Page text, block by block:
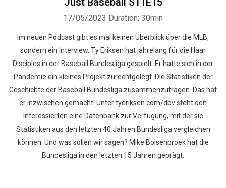
17/05/2023 Duration: 30min
Im neuen Podcast gibt es mal keinen Überblick über die MLB,
sondern ein Interview. Ty Eriksen hat jahrelang für die Haar
Disciples in der Baseball Bundesliga gespielt. Er hatte sich in der
Pandemie ein kleines Projekt zurechtgelegt. Die Statistiken der
Geschichte der Baseball Bundesliga zusammenzutragen. Das hat
er inzwischen gemacht. Unter tyeriksen.com/dbv steht den
Interessierten eine Datenbank zur Verfügung, mit der sie
Statistiken aus den letzten 40 Jahren Bundesliga vergleichen
können. Und was sollen wir sagen? Mike Bolsenbroek hat die
Bundesliga in den letzten 15 Jahren geprägt.